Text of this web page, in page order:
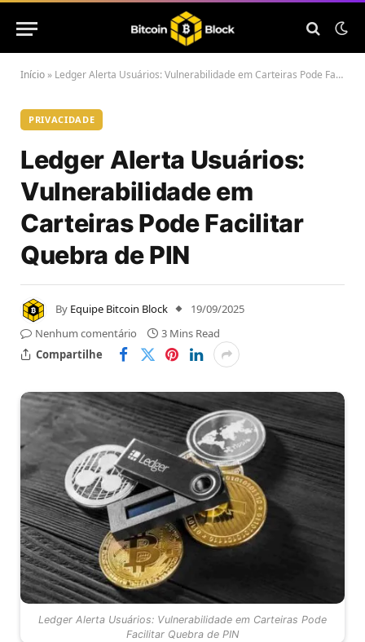
Início » Ledger Alerta Usuários: Vulnerabilidade em Carteiras Pode Facilitar Quebra de PIN
PRIVACIDADE
Ledger Alerta Usuários:
Vulnerabilidade em
Carteiras Pode Facilitar
Quebra de PIN
By Equipe Bitcoin Block
19/09/2025
Nenhum comentário
3 Mins Read
Compartilhe
Ledger Alerta Usuários: Vulnerabilidade em Carteiras Pode
Facilitar Quebra de PIN